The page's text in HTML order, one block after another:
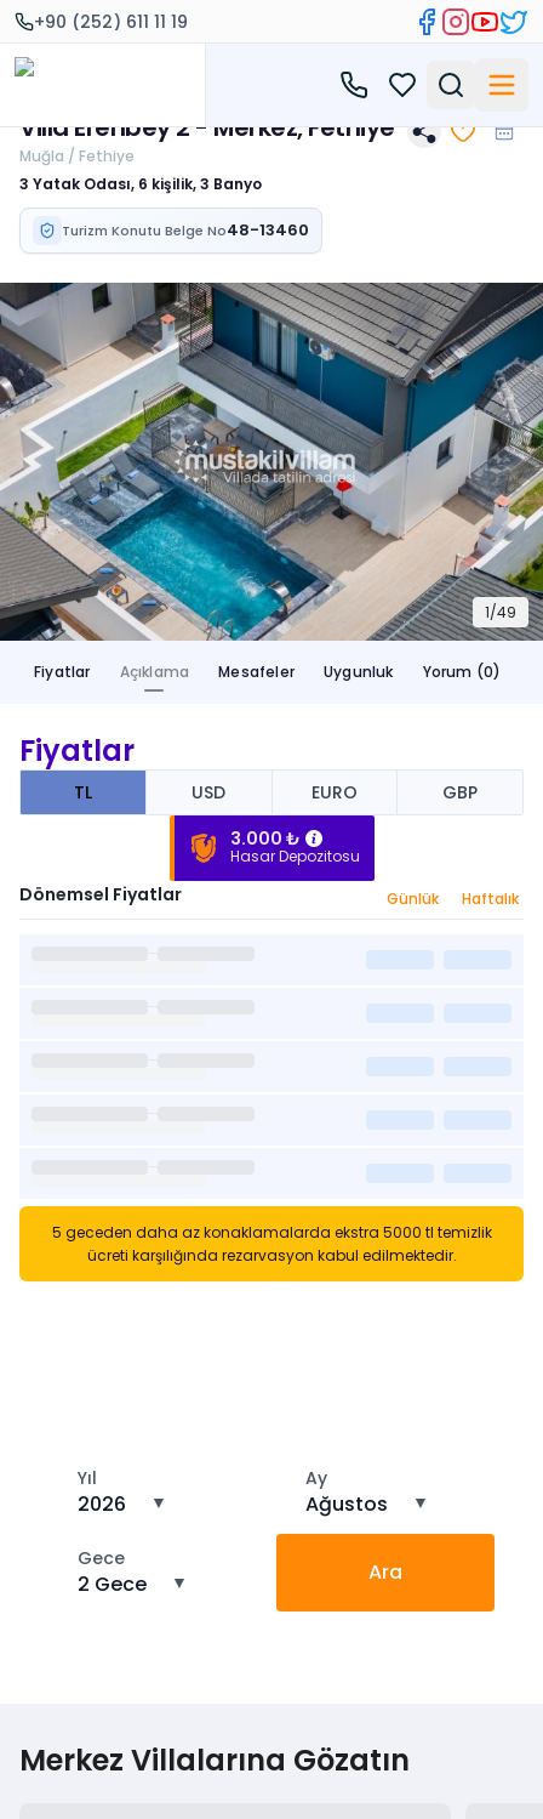
+90 (252) 611 11 19
Villa Erenbey 2 - Merkez, Fethiye
Muğla / Fethiye
3 Yatak Odası, 6 kişilik, 3 Banyo
Turizm Konutu Belge No48-13460
1/49
Fiyatlar Açıklama Mesafeler Uygunluk Yorum (0)
Fiyatlar
TL USD EURO
GBP
3.000 ₺
Hasar Depozitosu
Dönemsel Fiyatlar Günlük Haftalık
5 geceden daha az konaklamalarda ekstra 5000 tl temizlik
ücreti karşılığında rezarvasyon kabul edilmektedir.
Yıl
2026 ▼
Ay
Ağustos ▼
Gece
2 Gece ▼ Ara
Merkez Villalarına Gözatın